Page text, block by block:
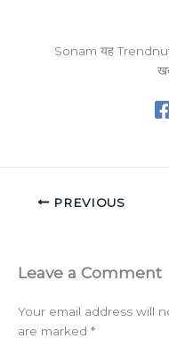
Sonam यह
PREVIOUS
Leave a Comment
Your email address will
are marked *